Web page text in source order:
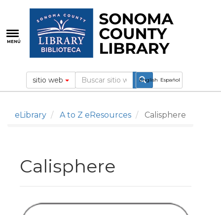
contenido
principal
MENÚ
English Español
sitio web
eLibrary A to Z eResources Calisphere
Calisphere